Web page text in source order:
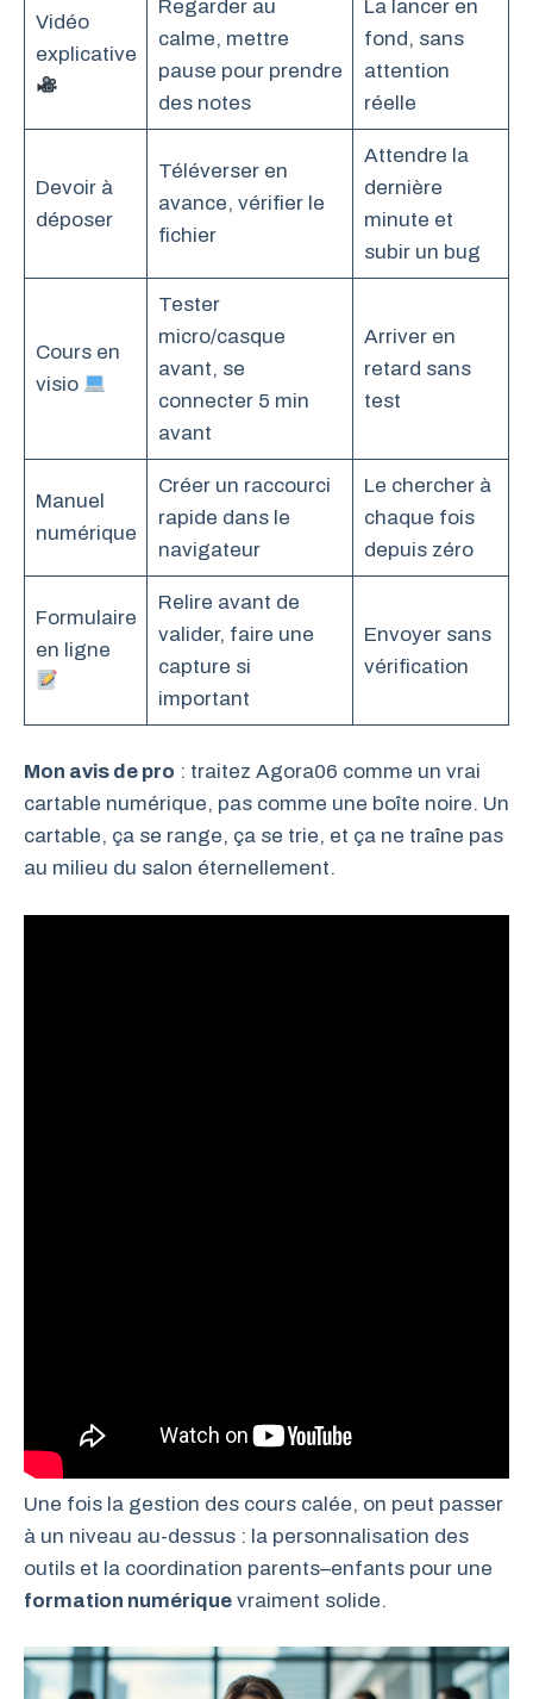
Vidéo
explicative
Regarder au
calme, mettre
pause pour prendre
des notes
La lancer en
fond, sans
attention
réelle
Devoir à
déposer
Téléverser en
avance, vérifier le
fichier
Attendre la
dernière
minute et
subir un bug
Cours en
visio
Tester
micro/casque
avant, se
connecter 5 min
avant
Arriver en
retard sans
test
Manuel
numérique
Créer un raccourci
rapide dans le
navigateur
Le chercher à
chaque fois
depuis zéro
Formulaire
en ligne
Relire avant de
valider, faire une
capture si
important
Envoyer sans
vérification
Mon avis de pro : traitez Agora06 comme un vrai
cartable numérique, pas comme une boîte noire. Un
cartable, ça se range, ça se trie, et ça ne traîne pas
au milieu du salon éternellement.
Une fois la gestion des cours calée, on peut passer
à un niveau au-dessus : la personnalisation des
outils et la coordination parents–enfants pour une
formation numérique vraiment solide.